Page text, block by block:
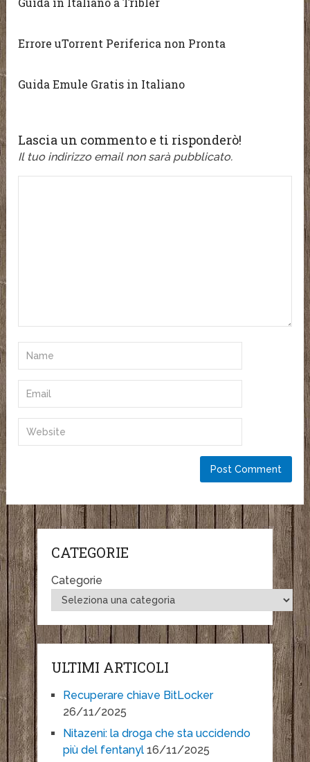
Errore uTorrent Periferica non Pronta
Guida Emule Gratis in Italiano
Lascia un commento e ti risponderò!
Il tuo indirizzo email non sarà pubblicato.
CATEGORIE
Categorie
ULTIMI ARTICOLI
Recuperare chiave BitLocker
26/11/2025
Nitazeni: la droga che sta uccidendo
più del fentanyl 16/11/2025